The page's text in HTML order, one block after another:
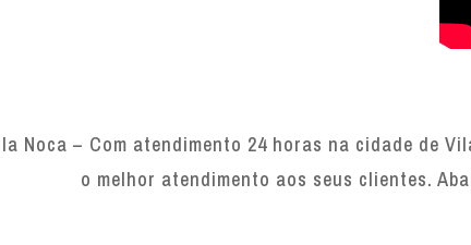
Noca – Com atendimento 24 horas na cidade de
o melhor atendimento aos seus clientes.